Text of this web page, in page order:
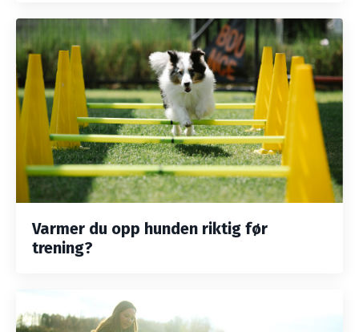
Varmer du opp hunden riktig før
trening?